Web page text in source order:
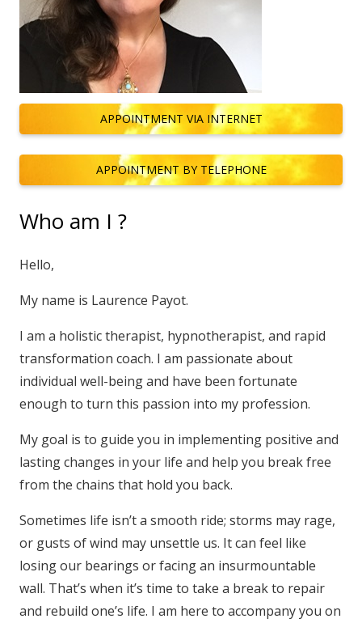
APPOINTMENT VIA INTERNET
APPOINTMENT BY TELEPHONE
Who am I ?
Hello,
My name is Laurence Payot.
I am a holistic therapist, hypnotherapist, and rapid
transformation coach. I am passionate about
individual well-being and have been fortunate
enough to turn this passion into my profession.
My goal is to guide you in implementing positive and
lasting changes in your life and help you break free
from the chains that hold you back.
Sometimes life isn’t a smooth ride; storms may rage,
or gusts of wind may unsettle us. It can feel like
losing our bearings or facing an insurmountable
wall. That’s when it’s time to take a break to repair
and rebuild one’s life. I am here to accompany you on